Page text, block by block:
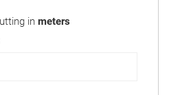
in meters